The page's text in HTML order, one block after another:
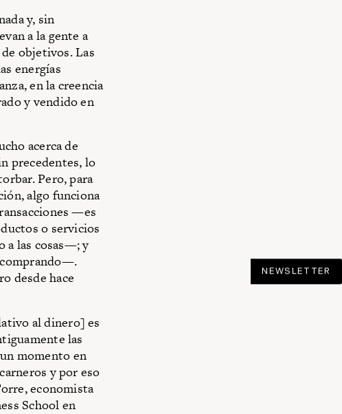
y, sin
a la gente a
objetivos. Las
energías
en la creencia
y vendido en
acerca de
precedentes, lo
Pero, para
algo funciona
—es
o servicios
a las cosas—; y
desde hace
al dinero] es
las
momento en
y por eso
economista
School en
NEWSLETTER